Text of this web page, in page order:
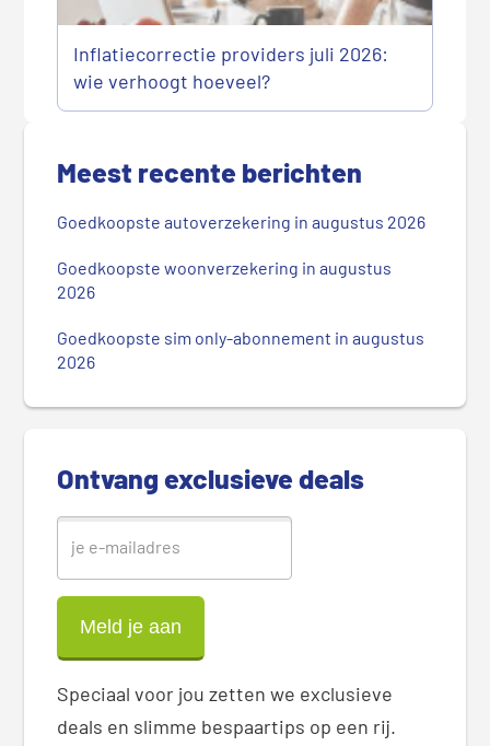
Inflatiecorrectie providers juli 2026:
wie verhoogt hoeveel?
d
Meest recente berichten
Goedkoopste autoverzekering in augustus 2026
Goedkoopste woonverzekering in augustus
2026
Goedkoopste sim only-abonnement in augustus
2026
Ontvang exclusieve deals
Speciaal voor jou zetten we exclusieve
deals en slimme bespaartips op een rij.